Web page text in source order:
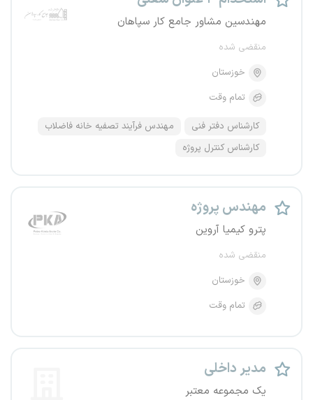
مهندسین مشاور جامع کار سپاهان
منقضی شده
خوزستان
تمام وقت
کارشناس دفتر فنی
مهندس فرآیند تصفیه خانه فاضلاب
کارشناس کنترل پروژه
مهندس پروژه
پترو کیمیا آروین
منقضی شده
خوزستان
تمام وقت
مدیر داخلی
یک مجموعه معتبر